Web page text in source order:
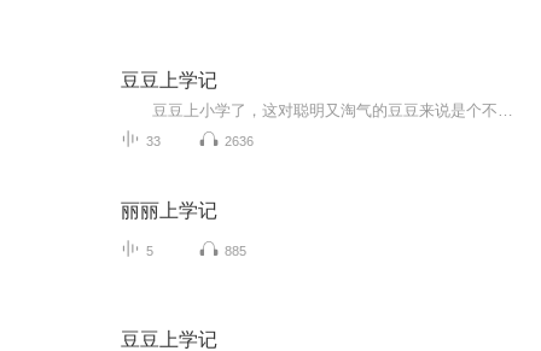
豆豆上学记
33 2636
丽丽上学记
5 885
豆豆上学记